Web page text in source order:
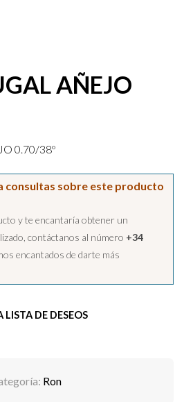
AÑEJO
0.70/38º
consultas sobre este producto
y te encantaría obtener un
contáctanos al número +34
encantados de darte más
LISTA DE DESEOS
Ron